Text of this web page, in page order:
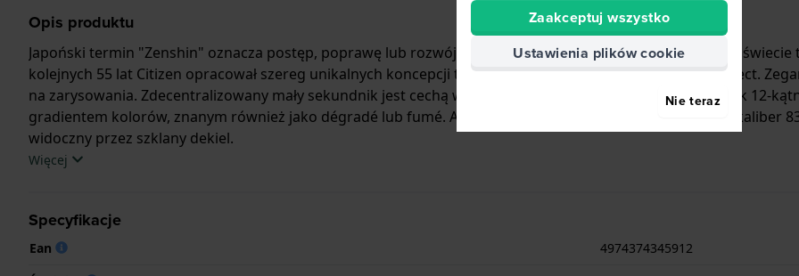
Opis produktu
Japoński termin "Zenshin" oznacza postęp, poprawę lub rozwój. Ta ambicja była podstawą pierwszego na
kolejnych 55 lat Citizen opracował szereg unikalnych koncepcji tytanu, takich jak Super Titanium™ i Duratect.
na zarysowania. Zdecentralizowany mały sekundnik jest cechą wyróżniającą modele Zenshin, podobnie jak 12-
gradientem kolorów, znanym również jako dégradé lub fumé. Automatyczny mechanizm to wewnętrzny kaliber
widoczny przez szklany dekiel.
Więcej
Specyfikacje
Ean
4974374345912
Zaakceptuj wszystko
Ustawienia plików cookie
Nie teraz